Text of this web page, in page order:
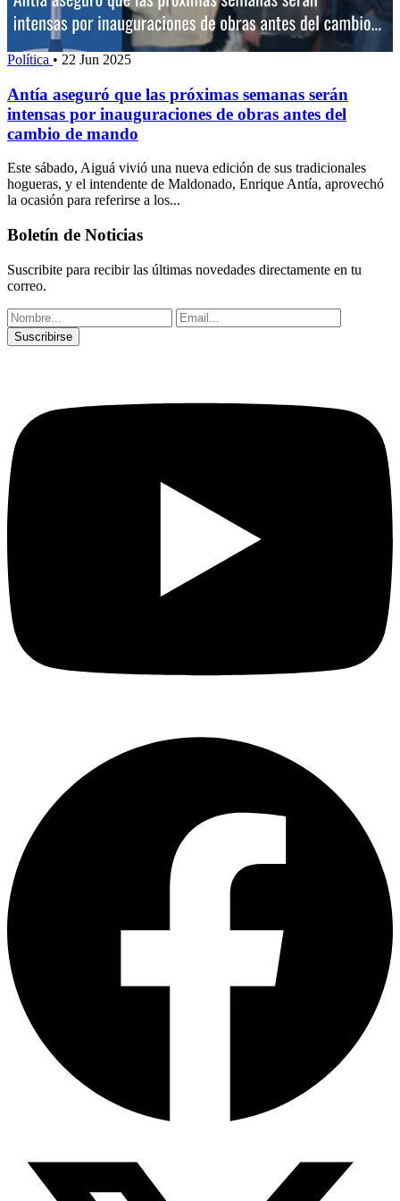
Política • 22 Jun 2025
Antía aseguró que las próximas semanas serán
intensas por inauguraciones de obras antes del
cambio de mando
Este sábado, Aiguá vivió una nueva edición de sus tradicionales
hogueras, y el intendente de Maldonado, Enrique Antía, aprovechó
la ocasión para referirse a los...
Boletín de Noticias
Suscribite para recibir las últimas novedades directamente en tu
correo.
Suscribirse